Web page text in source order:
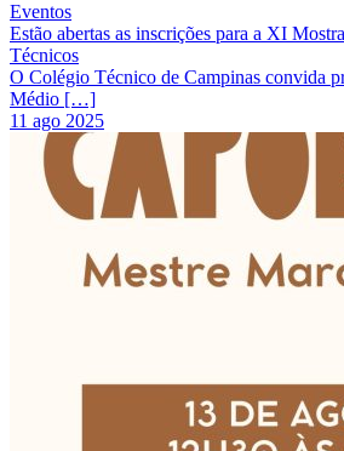
Eventos
Estão abertas as inscrições para a XI
Técnicos
O Colégio Técnico de Campinas convida
Médio […]
11 ago 2025